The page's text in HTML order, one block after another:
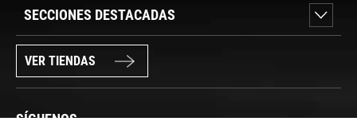
SECCIONES DESTACADAS
VER TIENDAS
SÍGUENOS